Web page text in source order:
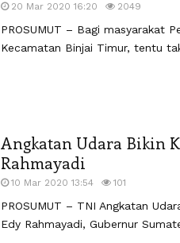
20 Mar 2020 16:20 2049
PROSUMUT – Bagi masyarakat
Kecamatan Binjai Timur, tentu
Angkatan Udara Bikin
Rahmayadi
10 Mar 2020 13:54 101
PROSUMUT – TNI Angkatan
Edy Rahmayadi, Gubernur